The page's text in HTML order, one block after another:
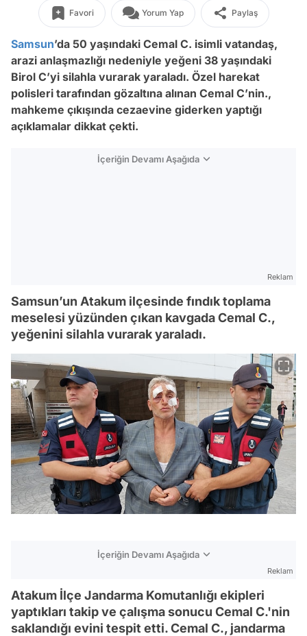
Favori Yorum Yap Paylaş
Samsun’da 50 yaşındaki Cemal C. isimli vatandaş,
arazi anlaşmazlığı nedeniyle yeğeni 38 yaşındaki
Birol C’yi silahla vurarak yaraladı. Özel harekat
polisleri tarafından gözaltına alınan Cemal C’nin.,
mahkeme çıkışında cezaevine giderken yaptığı
açıklamalar dikkat çekti.
İçeriğin Devamı Aşağıda
Reklam
Samsun’un Atakum ilçesinde fındık toplama
meselesi yüzünden çıkan kavgada Cemal C.,
yeğenini silahla vurarak yaraladı.
İçeriğin Devamı Aşağıda
Reklam
Atakum İlçe Jandarma Komutanlığı ekipleri
yaptıkları takip ve çalışma sonucu Cemal C.'nin
saklandığı evini tespit etti. Cemal C., jandarma